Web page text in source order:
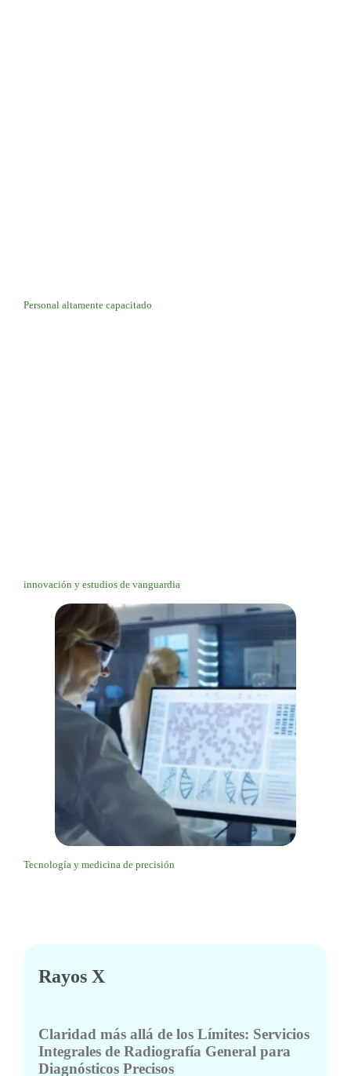
Personal altamente capacitado
innovación y estudios de vanguardia
Tecnología y medicina de precisión
Rayos X
Claridad más allá de los Límites: Servicios
Integrales de Radiografía General para
Diagnósticos Precisos